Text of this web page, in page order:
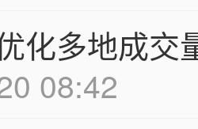
化多地成交
08:42